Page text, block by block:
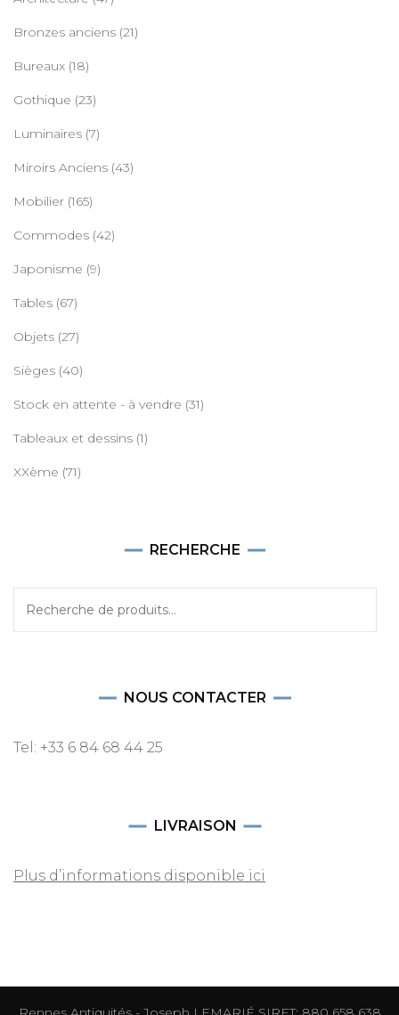
Bronzes anciens (21)
Bureaux (18)
Gothique (23)
Luminaires (7)
Miroirs Anciens (43)
Mobilier (165)
Commodes (42)
Japonisme (9)
Tables (67)
Objets (27)
Sièges (40)
Stock en attente - à vendre (31)
Tableaux et dessins (1)
XXème (71)
RECHERCHE
NOUS CONTACTER
Tel: +33 6 84 68 44 25
LIVRAISON
Plus d’informations disponible ici